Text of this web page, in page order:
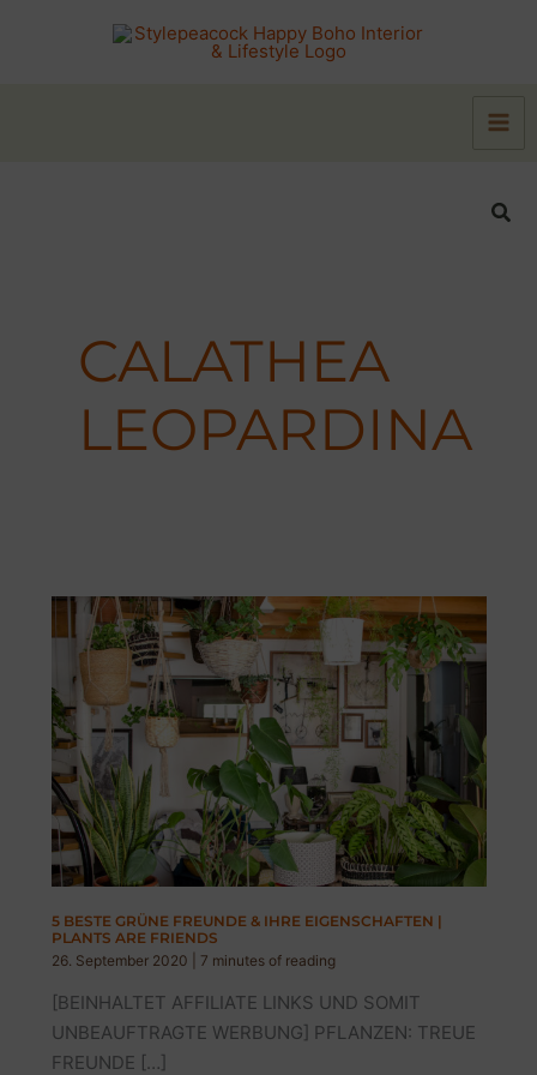
CALATHEA
LEOPARDINA
5 BESTE GRÜNE FREUNDE & IHRE EIGENSCHAFTEN |
PLANTS ARE FRIENDS
26. September 2020
7 minutes of reading
[BEINHALTET AFFILIATE LINKS UND SOMIT
UNBEAUFTRAGTE WERBUNG] PFLANZEN: TREUE
FREUNDE […]